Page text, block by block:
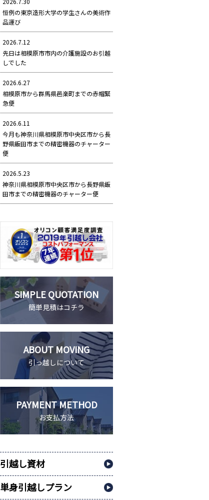
恒例の東京造形大学の学生さんの美術作
品運び
2026.7.12
先日は相模原市市内の介護施設のお引越
しでした
2026.6.27
相模原市から群馬県邑楽町までの赤帽緊
急便
2026.6.11
今月も神奈川県相模原市中央区市から長
野県飯田市までの精密機器のチャーター
便
2026.5.23
神奈川県相模原市中央区市から長野県飯
田市までの精密機器のチャーター便
SIMPLE QUOTATION
簡単見積はコチラ
ABOUT MOVING
引っ越しについて
PAYMENT METHOD
お支払方法
引越し資材
単身引越しプラン